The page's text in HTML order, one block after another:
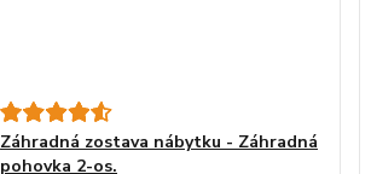
Záhradná zostava nábytku - Záhradná
pohovka 2-os.